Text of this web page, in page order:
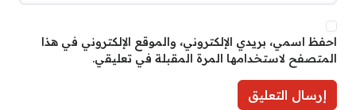
احفظ اسمي، بريدي الإلكتروني، والموقع الإلكتروني في هذا
المتصفح لاستخدامها المرة المقبلة في تعليقي.